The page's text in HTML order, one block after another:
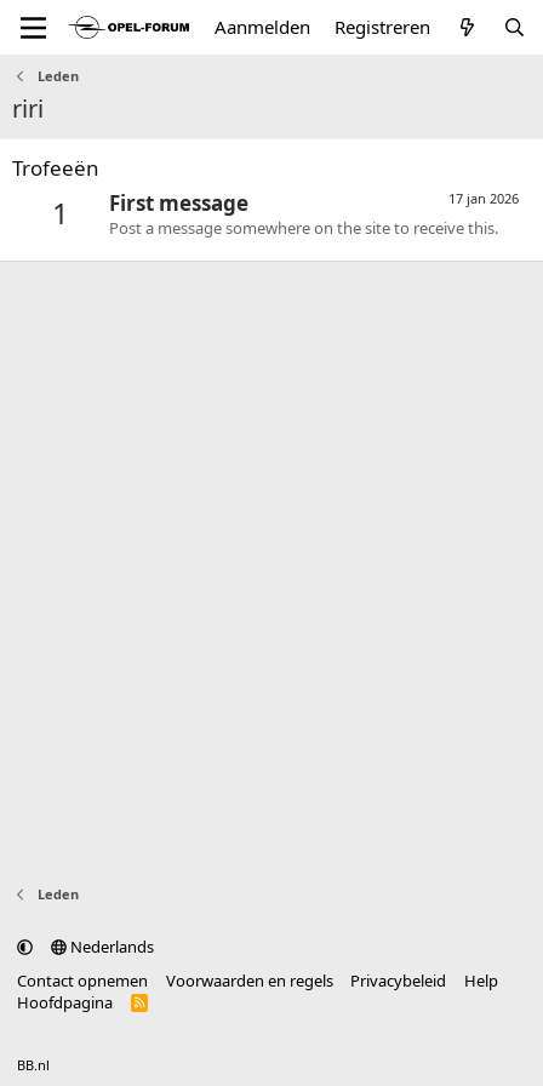
Aanmelden Registreren
Leden
riri
Trofeeën
1 17 jan 2026
First message
Post a message somewhere on the site to receive this.
Leden
Nederlands
Contact opnemen
Voorwaarden en regels Privacybeleid
Help
Hoofdpagina
R
BB.nl